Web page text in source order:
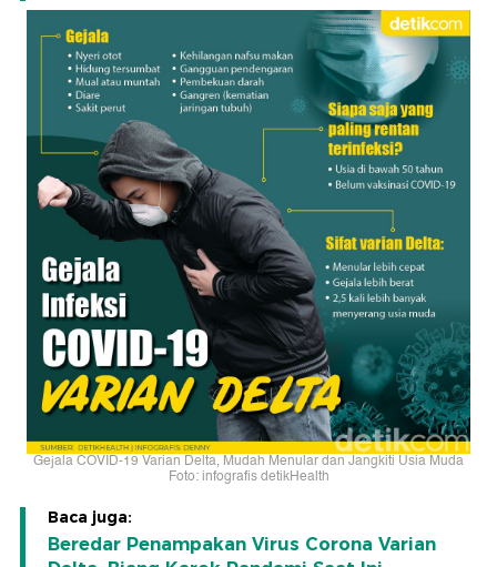
Gejala COVID-19 Varian Delta, Mudah Menular dan Jangkiti Usia Muda
Foto: infografis detikHealth
Baca juga:
Beredar Penampakan Virus Corona Varian